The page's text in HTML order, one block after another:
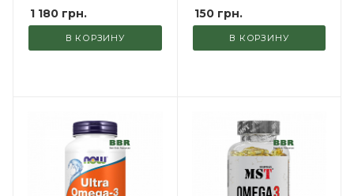
1 180 грн.
В КОРЗИНУ
150грн.
В КОРЗИНУ